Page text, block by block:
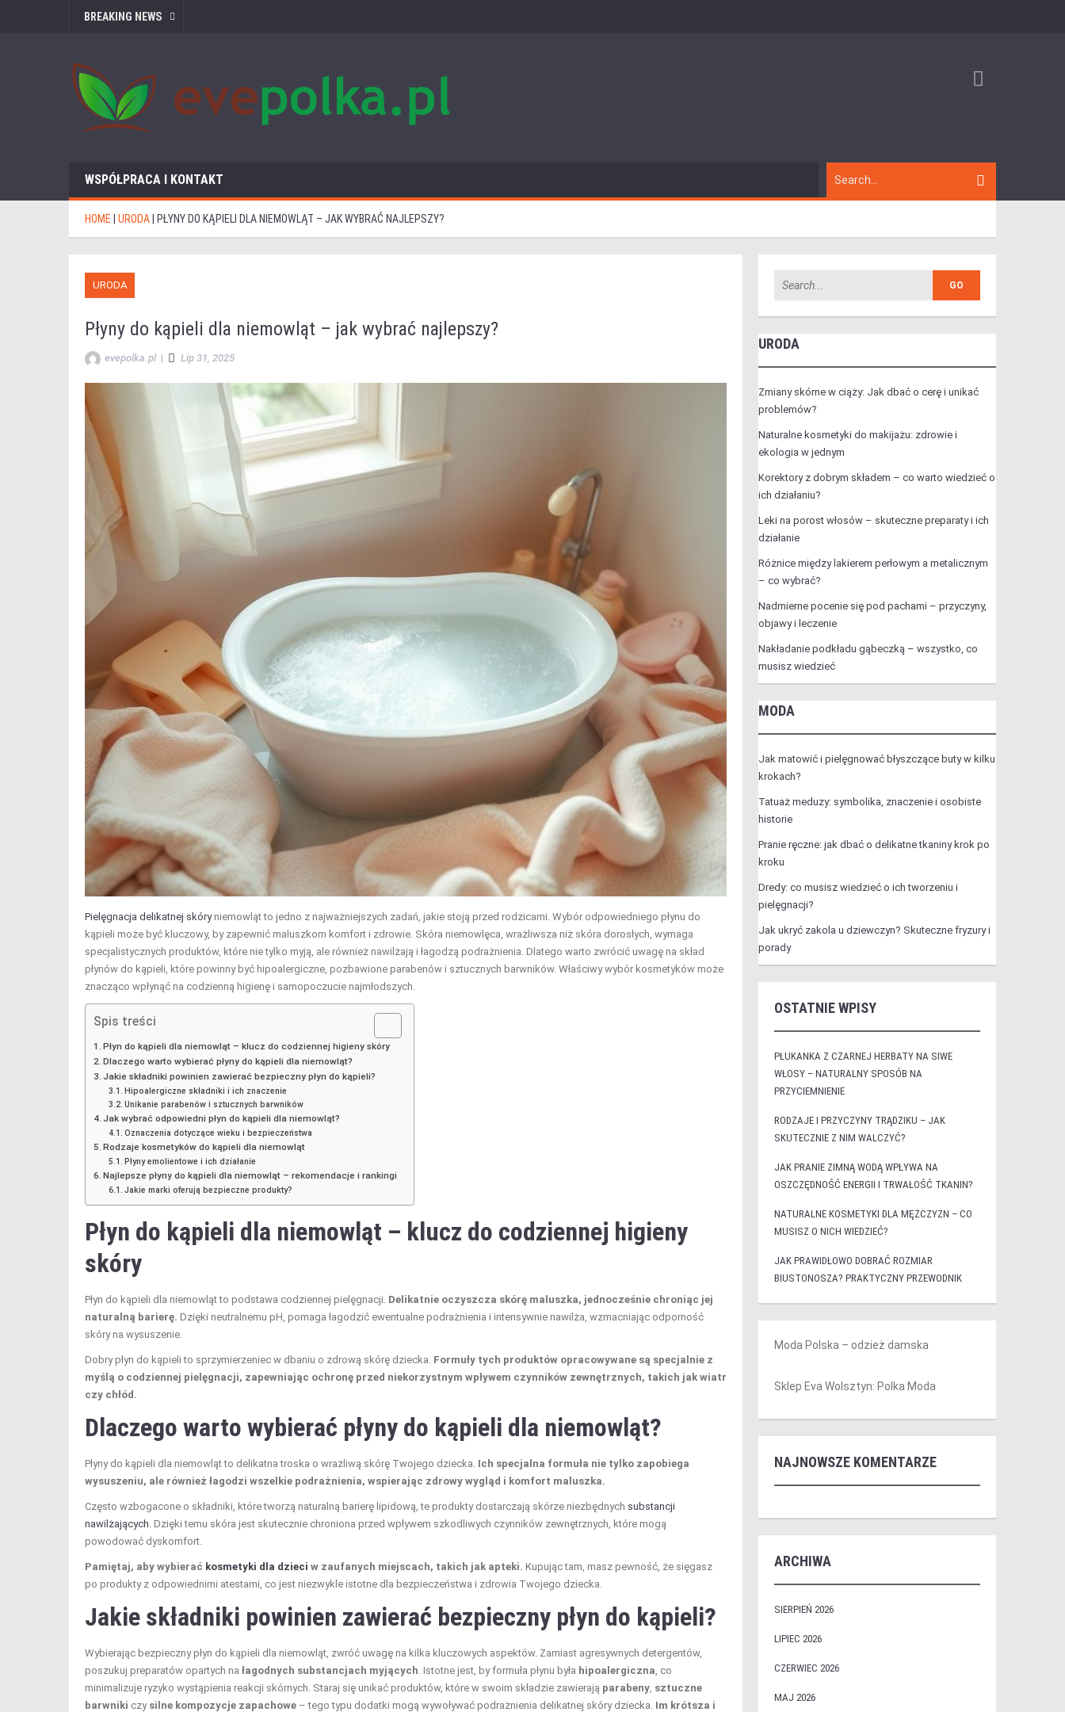
BREAKING NEWS
WSPÓŁPRACA I KONTAKT
HOME URODA PŁYNY DO KĄPIELI DLA NIEMOWLĄT – JAK WYBRAĆ NAJLEPSZY?
URODA
Płyny do kąpieli dla niemowląt – jak wybrać najlepszy?
evepolka.pl | Lip 31, 2025
Pielęgnacja delikatnej skóryniemowląt to jedno z najważniejszych zadań, jakie stoją przed rodzicami. Wybór odpowiedniego płynu do
kąpieli może być kluczowy, by zapewnić maluszkom komfort i zdrowie. Skóra niemowlęca, wrażliwsza niż skóra dorosłych, wymaga
specjalistycznych produktów, które nie tylko myją, ale również nawilżają i łagodzą podrażnienia. Dlatego warto zwrócić uwagę na skład
płynów do kąpieli, które powinny być hipoalergiczne, pozbawione parabenów i sztucznych barwników. Właściwy wybór kosmetyków może
znacząco wpłynąć na codzienną higienę i samopoczucie najmłodszych.
Spis treści
Płyn do kąpieli dla niemowląt – klucz do codziennej higieny skóry
Dlaczego warto wybierać płyny do kąpieli dla niemowląt?
Jakie składniki powinien zawierać bezpieczny płyn do kąpieli?
Hipoalergiczne składniki i ich znaczenie
Unikanie parabenów i sztucznych barwników
Jak wybrać odpowiedni płyn do kąpieli dla niemowląt?
Oznaczenia dotyczące wieku i bezpieczeństwa
Rodzaje kosmetyków do kąpieli dla niemowląt
Płyny emolientowe i ich działanie
Najlepsze płyny do kąpieli dla niemowląt – rekomendacje i rankingi
Jakie marki oferują bezpieczne produkty?
Płyn do kąpieli dla niemowląt – klucz do codziennej higieny
skóry
Płyn do kąpieli dla niemowląt to podstawa codziennej pielęgnacji. Delikatnie oczyszcza skórę maluszka, jednocześnie chroniąc jej
naturalną barierę. Dzięki neutralnemu pH, pomaga łagodzić ewentualne podrażnienia i intensywnie nawilża, wzmacniając odporność
skóry na wysuszenie.
Dobry płyn do kąpieli to sprzymierzeniec w dbaniu o zdrową skórę dziecka. Formuły tych produktów opracowywane są specjalnie z
myślą o codziennej pielęgnacji, zapewniając ochronę przed niekorzystnym wpływem czynników zewnętrznych, takich jak wiatr
czy chłód.
Dlaczego warto wybierać płyny do kąpieli dla niemowląt?
Płyny do kąpieli dla niemowląt to delikatna troska o wrażliwą skórę Twojego dziecka. Ich specjalna formuła nie tylko zapobiega
wysuszeniu, ale również łagodzi wszelkie podrażnienia, wspierając zdrowy wygląd i komfort maluszka.
Często wzbogacone o składniki, które tworzą naturalną barierę lipidową, te produkty dostarczają skórze niezbędnych substancji
nawilżających . Dzięki temu skóra jest skutecznie chroniona przed wpływem szkodliwych czynników zewnętrznych, które mogą
powodować dyskomfort.
Pamiętaj, aby wybierać kosmetyki dla dzieci w zaufanych miejscach, takich jak apteki. Kupując tam, masz pewność, że sięgasz
po produkty z odpowiednimi atestami, co jest niezwykle istotne dla bezpieczeństwa i zdrowia Twojego dziecka.
Jakie składniki powinien zawierać bezpieczny płyn do kąpieli?
Wybierając bezpieczny płyn do kąpieli dla niemowląt, zwróć uwagę na kilka kluczowych aspektów. Zamiast agresywnych detergentów,
poszukuj preparatów opartych na łagodnych substancjach myjących . Istotne jest, by formuła płynu była hipoalergiczna , co
minimalizuje ryzyko wystąpienia reakcji skórnych. Staraj się unikać produktów, które w swoim składzie zawierają parabeny sztuczne
barwniki czy silne kompozycje zapachowe – tego typu dodatki mogą wywoływać podrażnienia delikatnej skóry dziecka. Im krótsza i
URODA
Zmiany skórne w ciąży: Jak dbać o cerę i unikać
problemów?
Naturalne kosmetyki do makijażu: zdrowie i
ekologia w jednym
Korektory z dobrym składem – co warto wiedzieć o
ich działaniu?
Leki na porost włosów – skuteczne preparaty i ich
działanie
Różnice między lakierem perłowym a metalicznym
– co wybrać?
Nadmierne pocenie się pod pachami – przyczyny,
objawy i leczenie
Nakładanie podkładu gąbeczką – wszystko, co
musisz wiedzieć
MODA
Jak matowić i pielęgnować błyszczące buty w kilku
krokach?
Tatuaż meduzy: symbolika, znaczenie i osobiste
historie
Pranie ręczne: jak dbać o delikatne tkaniny krok po
kroku
Dredy: co musisz wiedzieć o ich tworzeniu i
pielęgnacji?
Jak ukryć zakola u dziewczyn? Skuteczne fryzury i
porady
OSTATNIE WPISY
PŁUKANKA Z CZARNEJ HERBATY NA SIWE
WŁOSY – NATURALNY SPOSÓB NA
PRZYCIEMNIENIE
RODZAJE I PRZYCZYNY TRĄDZIKU – JAK
SKUTECZNIE Z NIM WALCZYĆ?
JAK PRANIE ZIMNĄ WODĄ WPŁYWA NA
OSZCZĘDNOŚĆ ENERGII I TRWAŁOŚĆ TKANIN?
NATURALNE KOSMETYKI DLA MĘŻCZYZN – CO
MUSISZ O NICH WIEDZIEĆ?
JAK PRAWIDŁOWO DOBRAĆ ROZMIAR
BIUSTONOSZA? PRAKTYCZNY PRZEWODNIK
Moda Polska – odzież damska
Sklep Eva Wolsztyn: Polka Moda
NAJNOWSZE KOMENTARZE
ARCHIWA
SIERPIEŃ 2026
LIPIEC 2026
CZERWIEC 2026
MAJ 2026